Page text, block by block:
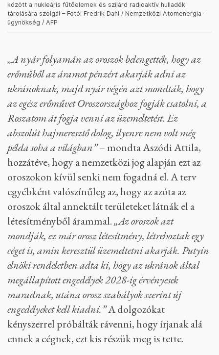
között a nukleáris fűtőelemek és szilárd radioaktív hulladék
tárolására szolgál – Fotó: Fredrik Dahl / Nemzetközi Atomenergia-
ügynökség / AFP
„A nyár folyamán az oroszok belengették, hogy az
erőműből az áramot pénzért akarják adni az
ukránoknak, majd nyár végén azt mondták, hogy
az egész erőművet Oroszországhoz fogják csatolni, a
Roszatom át fogja venni az üzemeltetést. Ez
abszolút hajmeresztő dolog, ilyenre nem volt még
példa soha a világban”– mondta Aszódi Attila,
hozzátéve, hogy a nemzetközi jog alapján ezt az
oroszokon kívül senki nem fogadná el. A terv
egyébként valószínűleg az, hogy az azóta az
oroszok által annektált területeket látnák el a
létesítményből árammal.„Az oroszok azt
mondják, ez már orosz létesítmény, létrehoztak egy
céget is, amin keresztül üzemeltetni akarják. Putyin
elnöki rendeletben adta ki, hogy az ukránok által
megállapított engedélyek 2028-ig érvényesek
maradnak, utána orosz szabályok szerint új
engedélyeket kell kiadni.”A dolgozókat
kényszerrel próbálták rávenni, hogy írjanak alá
ennek a cégnek, ezt kis részük meg is tette.